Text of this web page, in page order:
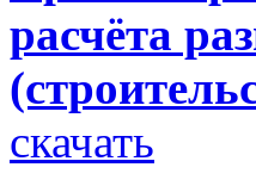
расчёта
скачать